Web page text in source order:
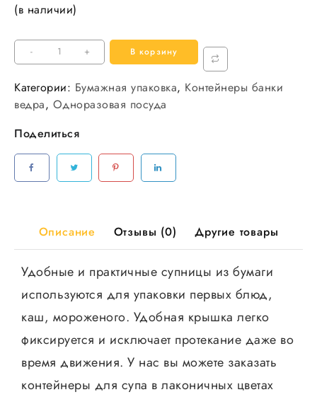
(в наличии)
-
Количество
товара
Контейнер
бум.крафт
OpSalad
500мл
"Black
50шт/
кор
комплект
с
+ В корзину
Категории: Бумажная упаковка, Контейнеры банки
ведра, Одноразовая посуда
Поделиться
Описание Отзывы (0) Другие товары
Удобные и практичные супницы из бумаги
используются для упаковки первых блюд,
каш, мороженого. Удобная крышка легко
фиксируется и исключает протекание даже во
время движения. У нас вы можете заказать
контейнеры для супа в лаконичных цветах